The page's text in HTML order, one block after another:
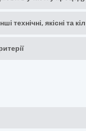
технічні, якісні та